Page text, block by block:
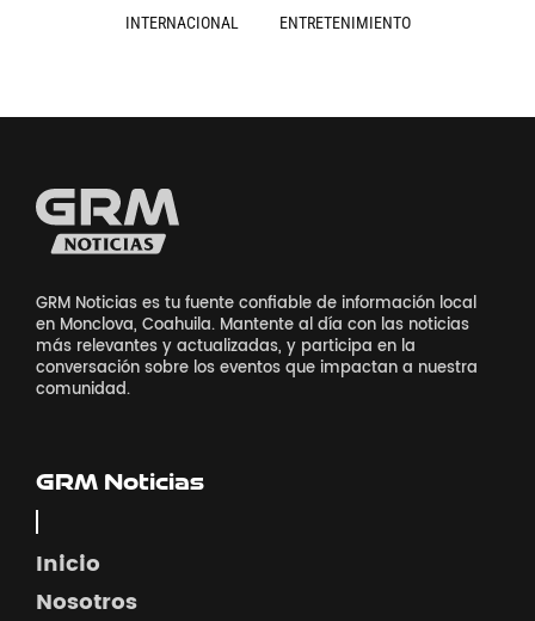
INTERNACIONAL ENTRETENIMIENTO
GRM Noticias es tu fuente confiable de información local
en Monclova, Coahuila. Mantente al día con las noticias
más relevantes y actualizadas, y participa en la
conversación sobre los eventos que impactan a nuestra
comunidad.
GRM Noticias
Inicio
Nosotros